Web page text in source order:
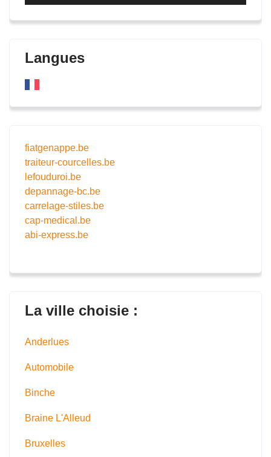
Langues
fiatgenappe.be
traiteur-courcelles.be
lefouduroi.be
depannage-bc.be
carrelage-stiles.be
cap-medical.be
abi-express.be
La ville choisie :
Anderlues
Automobile
Binche
Braine L'Alleud
Bruxelles